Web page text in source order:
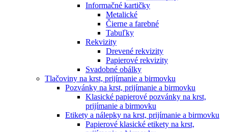
Informačné kartičky
Metalické
Čierne a farebné
Tabuľky
Rekvizity
Drevené rekvizity
Papierové rekvizity
Svadobné obálky
Tlačoviny na krst, prijímanie a birmovku
Pozvánky na krst, prijímanie a birmovku
Klasické papierové pozvánky na krst,
prijímanie a birmovku
Etikety a nálepky na krst, prijímanie a birmovku
Papierové klasické etikety na krst,